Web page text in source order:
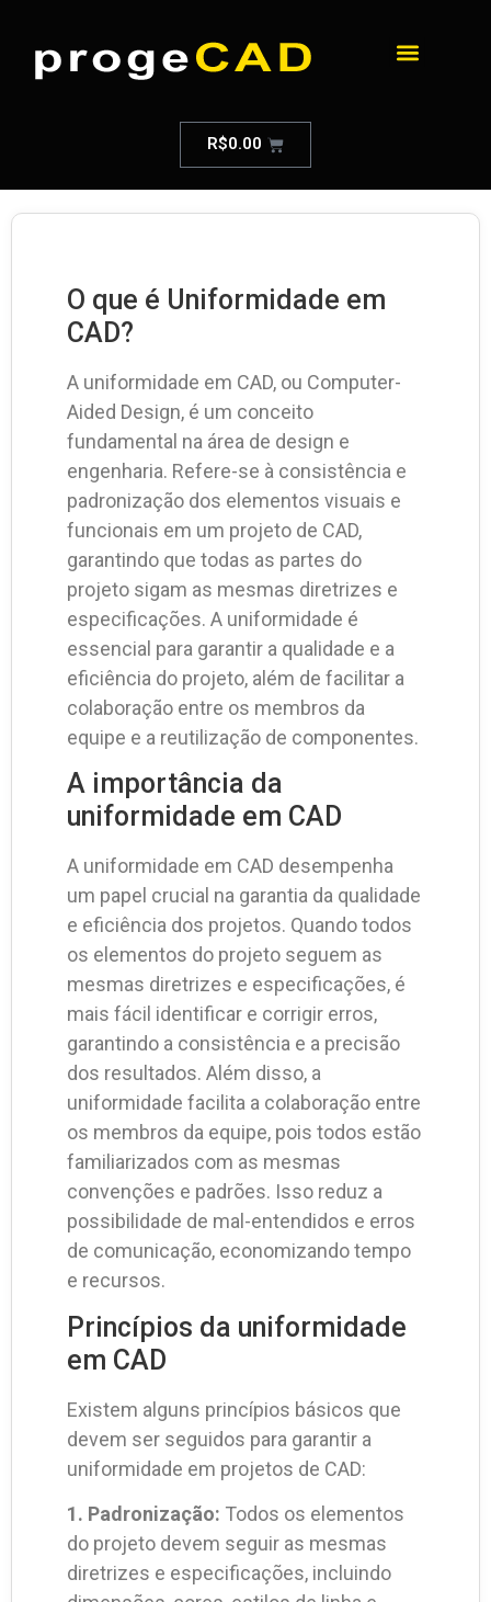
R$0.00
O que é Uniformidade em
CAD?
A uniformidade em CAD, ou Computer-
Aided Design, é um conceito
fundamental na área de design e
engenharia. Refere-se à consistência e
padronização dos elementos visuais e
funcionais em um projeto de CAD,
garantindo que todas as partes do
projeto sigam as mesmas diretrizes e
especificações. A uniformidade é
essencial para garantir a qualidade e a
eficiência do projeto, além de facilitar a
colaboração entre os membros da
equipe e a reutilização de componentes.
A importância da
uniformidade em CAD
A uniformidade em CAD desempenha
um papel crucial na garantia da qualidade
e eficiência dos projetos. Quando todos
os elementos do projeto seguem as
mesmas diretrizes e especificações, é
mais fácil identificar e corrigir erros,
garantindo a consistência e a precisão
dos resultados. Além disso, a
uniformidade facilita a colaboração entre
os membros da equipe, pois todos estão
familiarizados com as mesmas
convenções e padrões. Isso reduz a
possibilidade de mal-entendidos e erros
de comunicação, economizando tempo
e recursos.
Princípios da uniformidade
em CAD
Existem alguns princípios básicos que
devem ser seguidos para garantir a
uniformidade em projetos de CAD:
1. Padronização: Todos os elementos
do projeto devem seguir as mesmas
diretrizes e especificações, incluindo